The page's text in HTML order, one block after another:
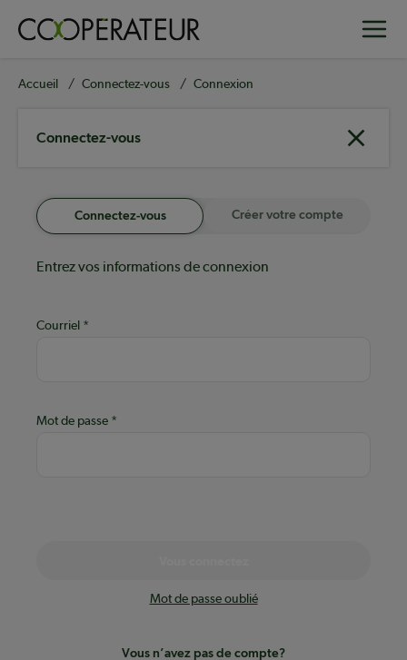
principal
Fil
Accueil Connectez-vous Connexion
Connectez-vous
Connectez-vous Créer votre compte
Entrez vos informations de connexion
Courriel
Mot de passe
Mot de passe oublié
Vous n’avez pas de compte?